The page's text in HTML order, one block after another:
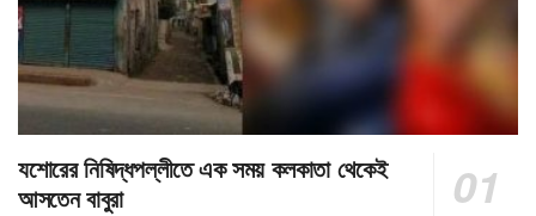
যশোরের নিষিদ্ধপল্লীতে এক সময় কলকাতা থেকেই
আসতেন বাবুরা